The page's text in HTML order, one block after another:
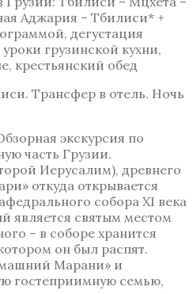
Аджария – Тбилиси* +
дегустация
грузинской кухни,
крестьянский обед
Трансфер в отель. Ночь
экскурсия по
часть Грузии.
Иерусалим), древнего
откуда открывается
собора ХI века
является святым местом
– в соборе хранится
он был распят.
Марани» и
гостеприимную семью,